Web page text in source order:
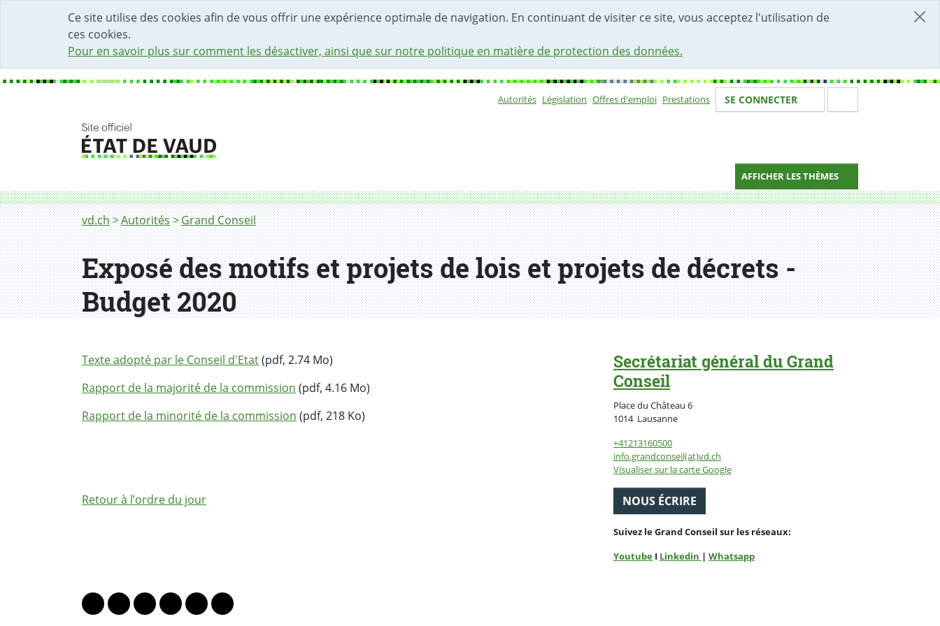
Ce site utilise des cookies afin de vous offrir une expérience optimale de navigation. En continuant de visiter ce site, vous acceptez l'utilisation de
ces cookies.
Pour en savoir plus sur comment les désactiver, ainsi que sur notre politique en matière de protection des données.
DÉBUT DU CONTENU DE LA PAGE
ACCÈS AU CHAMP DE RECHERCHE
PAGE D'ACCUEIL
FORMULAIRE DE CONTACT
Autorités Législation Offres d'emploi Prestations Votre identité
SE CONNECTER
AFFICHER LES THÈMES
Fil d'Ariane
vd.ch Autorités Grand Conseil
Exposé des motifs et projets de lois et projets de décrets -
Budget 2020
Texte adopté par le Conseil d'Etat(pdf, 2.74 Mo)
Rapport de la majorité de la commission (pdf, 4.16 Mo)
Rapport de la minorité de la commission (pdf, 218 Ko)
Retour à l’ordre du jour
Secrétariat général du Grand
Conseil
Place du Château 6
1014 LausanneSuisse
+41213160500
info.grandconseil(at)vd.ch
Visualiser sur la carte Google
NOUS ÉCRIRE
Suivez le Grand Conseil sur les réseaux:
Youtube I Linkedin | Whatsapp
Lien vers le profil Mastodon
Lien vers le profil Bluesky
Lien vers le profil Instagram
Lien vers le profil Linkedin
Lien vers le profil Facebook
Lien vers le profil Twitter